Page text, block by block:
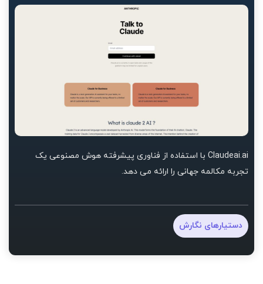
Claudeai.ai با استفاده از فناوری پیشرفته هوش مصنوعی یک
تجربه مکالمه جهانی را ارائه می دهد.
دستیارهای نگارش